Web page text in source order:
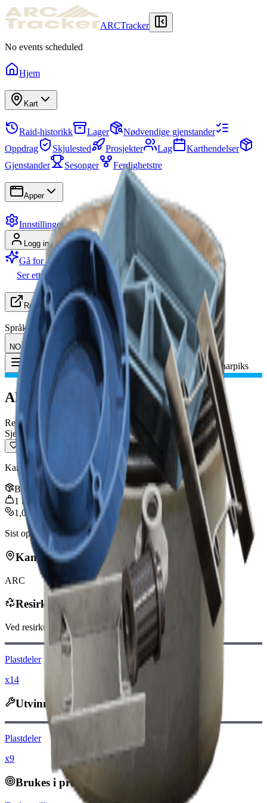
ARCTracker
No events scheduled
Hjem
Kart
Raid-historikk Lager
Nødvendige gjenstander
Oppdrag
Skjulested Prosjekter Lag
Karthendelser
Gjenstander
Sesonger Ferdighetstre
Apper
Innstillinger
Logg inn Registrer deg
Gå for Premium
Ser etter gruppe (LFG)
Ressurser
Språk
NO Norsk
Toggle Menu Gjenstand:ARC-syntetisk harpiks
ARC-syntetisk harpiks
Resirkulerbar
Sjelden
Kan resirkuleres til håndverksmaterialer.
Bunke
3
1 kg
1,000
Sist oppdatert:Jan 09, 2026
Kan finnes i
ARC
Resirkuleres til
Ved resirkulering vil du motta -160 mindre Raider-mynter
Plastdeler
x14
Utvinnes til
Plastdeler
x9
Brukes i prosjekter